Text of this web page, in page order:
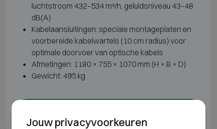
luchtstroom 432–534 m³/h, geluidsniveau 43–48
dB(A)
Kabelaansluitingen: speciale montageplaten en
voorbereide kabelwartels (10 cm radius) voor
optimale doorvoer van optische kabels
Afmetingen: 1180 × 755 × 1070 mm (H × B × D)
Gewicht: 495 kg
Jouw privacyvoorkeuren